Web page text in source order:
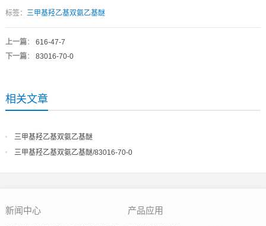
标签： 三甲基羟乙基双氨乙基醚
上一篇： 616-47-7
下一篇： 83016-70-0
相关文章
三甲基羟乙基双氨乙基醚
三甲基羟乙基双氨乙基醚/83016-70-0
新闻中心 产品应用